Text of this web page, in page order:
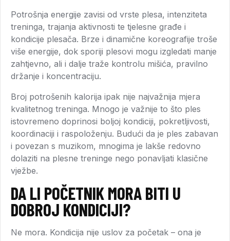
Potrošnja energije zavisi od vrste plesa, intenziteta
treninga, trajanja aktivnosti te tjelesne građe i
kondicije plesača. Brze i dinamične koreografije troše
više energije, dok sporiji plesovi mogu izgledati manje
zahtjevno, ali i dalje traže kontrolu mišića, pravilno
držanje i koncentraciju.
Broj potrošenih kalorija ipak nije najvažnija mjera
kvalitetnog treninga. Mnogo je važnije to što ples
istovremeno doprinosi boljoj kondiciji, pokretljivosti,
koordinaciji i raspoloženju. Budući da je ples zabavan
i povezan s muzikom, mnogima je lakše redovno
dolaziti na plesne treninge nego ponavljati klasične
vježbe.
DA LI POČETNIK MORA BITI U
DOBROJ KONDICIJI?
Ne mora. Kondicija nije uslov za početak – ona je